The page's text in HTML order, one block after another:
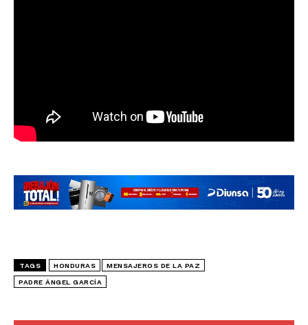
TAGS HONDURAS MENSAJEROS DE LA PAZ
PADRE ÁNGEL GARCÍA